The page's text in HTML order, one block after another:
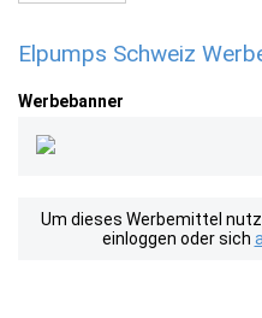
Elpumps Schweiz
Werbebanner
Um dieses Werbemittel
einloggen oder sich